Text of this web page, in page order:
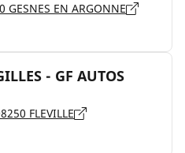
EN ARGONNE
- GF AUTOS
FLEVILLE